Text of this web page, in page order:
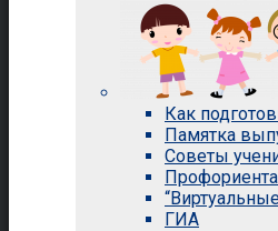
Как
Памятка
Советы
ГИА